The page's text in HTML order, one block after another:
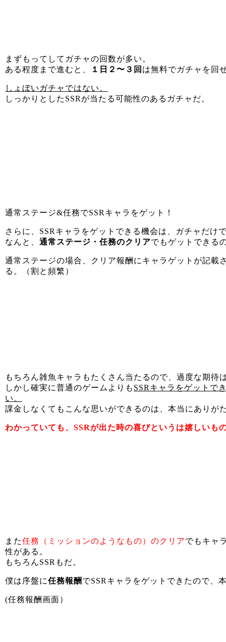
まずもってしてガチャの回数が多い。
ある程度まで進むと、
１日２〜３回 は無料でガチャを回
しょぼい ガチャではない。
しっかりとしたSSRが当たる可能性のあるガチャだ。
通常ステージ&任務でSSRキャラをゲット！
さらに、SSRキャラをゲットできる機会は、ガチャだけ
なんと、 通常ステージ・任務のクリアでもゲットできる
通常ステージの場合、クリア報酬にキャラゲットが記載
る。（割と頻繁）
もちろん雑魚キャラもたくさん当たるので、過度な期待
しかし確実に普通のゲームよりも SSRキャラをゲットで
い。
課金しなくてもこんな思いができるのは、本当にありが
わかっていても、SSRが出た時の喜びというは嬉しいも
また任務（ミッションのようなもの）のクリアでもキャ
性がある。
もちろんSSRもだ。
僕は序盤に任務報酬 でSSRキャラをゲットできたので、
(任務報酬画面）